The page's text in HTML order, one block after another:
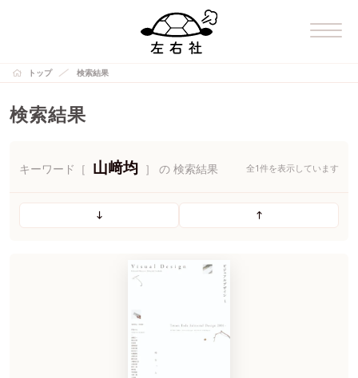
トップ 検索結果
検索結果
キーワード［ 山﨑均 ］ の 検索結果 全1件を表示しています